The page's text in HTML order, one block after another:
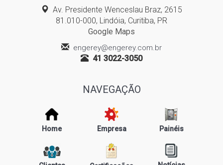
Av. Presidente Wenceslau Braz, 2615
81.010-000, Lindóia, Curitiba, PR
Google Maps
engerey@engerey.com.br
41 3022-3050
NAVEGAÇÃO
Home Empresa Painéis